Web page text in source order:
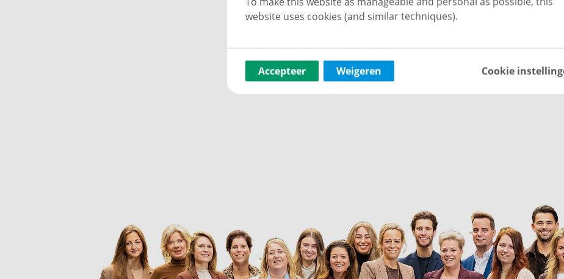
• Speciaal ontworpen voor een- en tweepersoonshuishoudens;
• Comfortabele huurappartementen van circa 50 m²;
• Duurzaam, gasloos en toekomstgericht wonen;
• In het plan is rekening gehouden met voldoende parkeerplaatsen.
website uses cookies (and similar techniques).
Accepteer Weigeren Cookie